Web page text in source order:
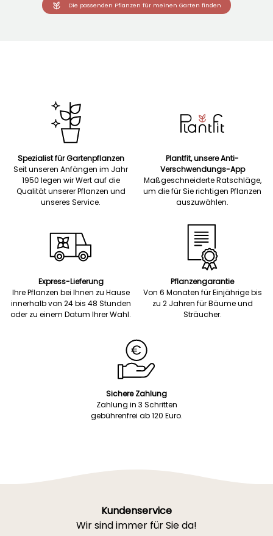
Die passenden Pflanzen für meinen Garten finden
Spezialist für Gartenpflanzen
Seit unseren Anfängen im Jahr
1950 legen wir Wert auf die
Qualität unserer Pflanzen und
unseres Service.
Plantfit, unsere Anti-
Verschwendungs-App
Maßgeschneiderte Ratschläge,
um die für Sie richtigen Pflanzen
auszuwählen.
Express-Lieferung
Ihre Pflanzen bei Ihnen zu Hause
innerhalb von 24 bis 48 Stunden
oder zu einem Datum Ihrer Wahl.
Pflanzengarantie
Von 6 Monaten für Einjährige bis
zu 2 Jahren für Bäume und
Sträucher.
Sichere Zahlung
Zahlung in 3 Schritten
gebührenfrei ab 120 Euro.
Kundenservice
Wir sind immer für Sie da!